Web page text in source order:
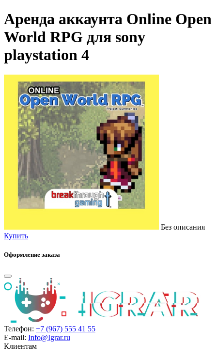
Аренда аккаунта Online Open
World RPG для sony
playstation 4
Без описания
Купить
Оформление заказа
Телефон: +7 (967) 555 41 55
E-mail: Info@Igrar.ru
Клиентам